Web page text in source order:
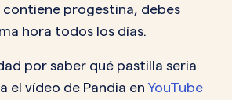
contiene progestina, debes
hora todos los días.
por saber qué pastilla seria
el vídeo de Pandia enYouTube